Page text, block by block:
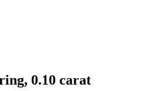
0.10 carat